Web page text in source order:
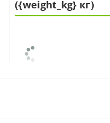
({weight_kg} кг)